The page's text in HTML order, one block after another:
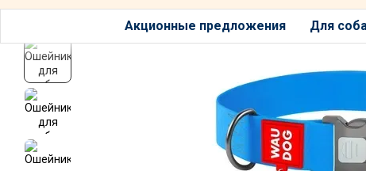
Акционные предложения Для